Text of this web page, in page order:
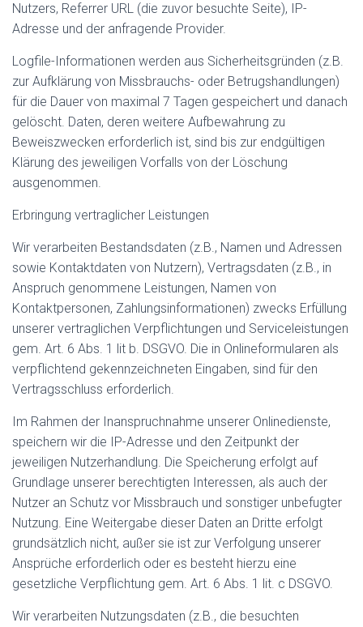
Nutzers, Referrer URL (die zuvor besuchte Seite), IP-
Adresse und der anfragende Provider.
Logfile-Informationen werden aus Sicherheitsgründen (z.B.
zur Aufklärung von Missbrauchs- oder Betrugshandlungen)
für die Dauer von maximal 7 Tagen gespeichert und danach
gelöscht. Daten, deren weitere Aufbewahrung zu
Beweiszwecken erforderlich ist, sind bis zur endgültigen
Klärung des jeweiligen Vorfalls von der Löschung
ausgenommen.
Erbringung vertraglicher Leistungen
Wir verarbeiten Bestandsdaten (z.B., Namen und Adressen
sowie Kontaktdaten von Nutzern), Vertragsdaten (z.B., in
Anspruch genommene Leistungen, Namen von
Kontaktpersonen, Zahlungsinformationen) zwecks Erfüllung
unserer vertraglichen Verpflichtungen und Serviceleistungen
gem. Art. 6 Abs. 1 lit b. DSGVO. Die in Onlineformularen als
verpflichtend gekennzeichneten Eingaben, sind für den
Vertragsschluss erforderlich.
Im Rahmen der Inanspruchnahme unserer Onlinedienste,
speichern wir die IP-Adresse und den Zeitpunkt der
jeweiligen Nutzerhandlung. Die Speicherung erfolgt auf
Grundlage unserer berechtigten Interessen, als auch der
Nutzer an Schutz vor Missbrauch und sonstiger unbefugter
Nutzung. Eine Weitergabe dieser Daten an Dritte erfolgt
grundsätzlich nicht, außer sie ist zur Verfolgung unserer
Ansprüche erforderlich oder es besteht hierzu eine
gesetzliche Verpflichtung gem. Art. 6 Abs. 1 lit. c DSGVO.
Wir verarbeiten Nutzungsdaten (z.B., die besuchten